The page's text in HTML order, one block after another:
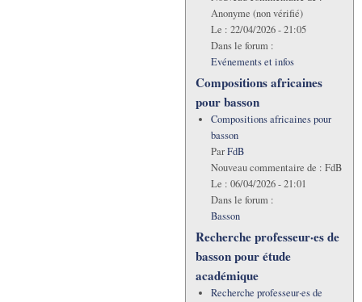
Anonyme (non vérifié)
Le : 22/04/2026 - 21:05
Dans le forum :
Evénements et infos
Compositions africaines
pour basson
Compositions africaines pour
basson
ParFdB
Nouveau commentaire de : FdB
Le : 06/04/2026 - 21:01
Dans le forum :
Basson
Recherche professeur·es de
basson pour étude
académique
Recherche professeur·es de